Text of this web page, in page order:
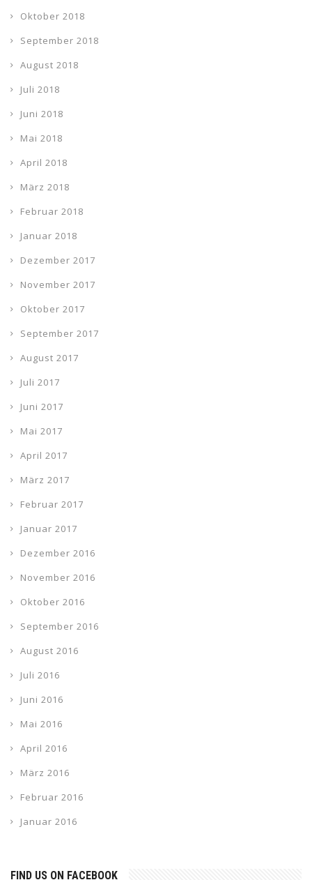
Oktober 2018
September 2018
August 2018
Juli 2018
Juni 2018
Mai 2018
April 2018
März 2018
Februar 2018
Januar 2018
Dezember 2017
November 2017
Oktober 2017
September 2017
August 2017
Juli 2017
Juni 2017
Mai 2017
April 2017
März 2017
Februar 2017
Januar 2017
Dezember 2016
November 2016
Oktober 2016
September 2016
August 2016
Juli 2016
Juni 2016
Mai 2016
April 2016
März 2016
Februar 2016
Januar 2016
FIND US ON FACEBOOK